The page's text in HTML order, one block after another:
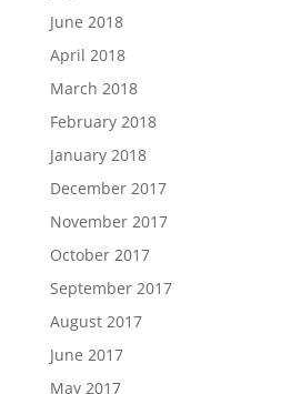
June 2018
April 2018
March 2018
February 2018
January 2018
December 2017
November 2017
October 2017
September 2017
August 2017
June 2017
May 2017